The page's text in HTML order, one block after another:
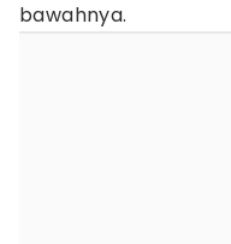
bawahnya.